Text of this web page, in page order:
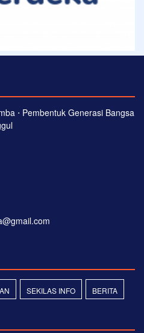
⋅ Pembentuk Generasi Bangsa
SEKILAS INFO BERITA